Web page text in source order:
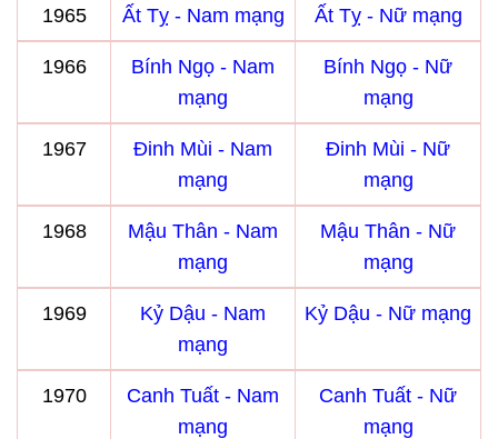
1965 Ất Tỵ - Nam mạng Ất Tỵ - Nữ mạng
1966
Bính Ngọ - Nam
mạng
Bính Ngọ - Nữ
mạng
1967
Đinh Mùi - Nam
mạng
Đinh Mùi - Nữ
mạng
1968
Mậu Thân - Nam
mạng
Mậu Thân - Nữ
mạng
1969
Kỷ Dậu - Nam
mạng
Kỷ Dậu - Nữ mạng
1970
Canh Tuất - Nam
mạng
Canh Tuất - Nữ
mạng